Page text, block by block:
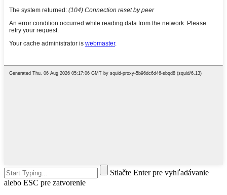
Stlačte Enter pre vyhľadávanie
alebo ESC pre zatvorenie